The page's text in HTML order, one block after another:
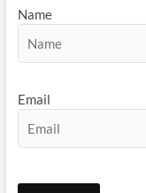
Name
Email